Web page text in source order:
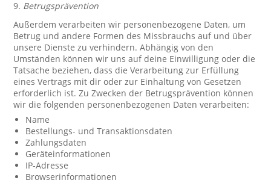
9. Betrugsprävention
Außerdem verarbeiten wir personenbezogene Daten, um
Betrug und andere Formen des Missbrauchs auf und über
unsere Dienste zu verhindern. Abhängig von den
Umständen können wir uns auf deine Einwilligung oder die
Tatsache beziehen, dass die Verarbeitung zur Erfüllung
eines Vertrags mit dir oder zur Einhaltung von Gesetzen
erforderlich ist. Zu Zwecken der Betrugsprävention können
wir die folgenden personenbezogenen Daten verarbeiten:
Name
Bestellungs- und Transaktionsdaten
Zahlungsdaten
Geräteinformationen
IP-Adresse
Browserinformationen